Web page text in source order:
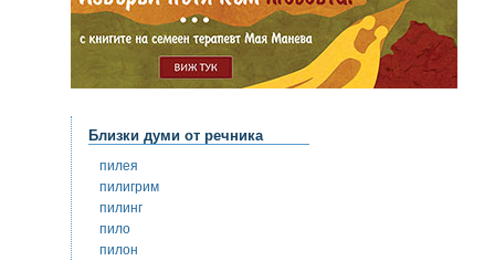
Близки думи от речника
пилея
пилигрим
пилинг
пило
пилон